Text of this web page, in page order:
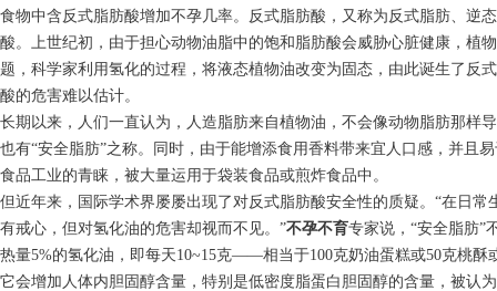
食物中含反式脂肪酸增加不孕几率。反式脂肪酸，又称为反式脂肪、逆
酸。上世纪初，由于担心动物油脂中的饱和脂肪酸会威胁心脏健康，植
题，科学家利用氢化的过程，将液态植物油改变为固态，由此诞生了反
酸的危害难以估计。
长期以来，人们一直认为，人造脂肪来自植物油，不会像动物脂肪那样
也有“安全脂肪”之称。同时，由于能增添食用香料带来宜人口感，并且
食品工业的青睐，被大量运用于袋装食品或煎炸食品中。
但近年来，国际学术界屡屡出现了对反式脂肪酸安全性的质疑。“在日
有戒心，但对氢化油的危害却视而不见。”不孕不育专家说，“安全脂肪”
热量5%的氢化油，即每天10~15克——相当于100克奶油蛋糕或50克桃酥
它会增加人体内胆固醇含量，特别是低密度脂蛋白胆固醇的含量，被认